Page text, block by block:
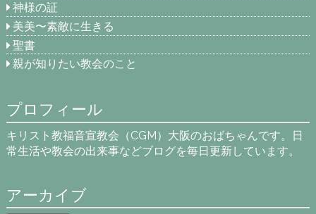
神様の証
美美〜素敵に生きる
聖書
親が知りたい教会のこと
プロフィール
キリスト教福音宣教会（CGM）大阪のおばちゃんです。日
常生活や教会の出来事などブログを毎日更新しています。
アーカイブ